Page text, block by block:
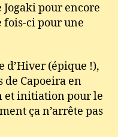
pour encore
fois-ci pour une
d’Hiver (épique !),
de Capoeira en
et initiation pour le
ça n’arrête pas